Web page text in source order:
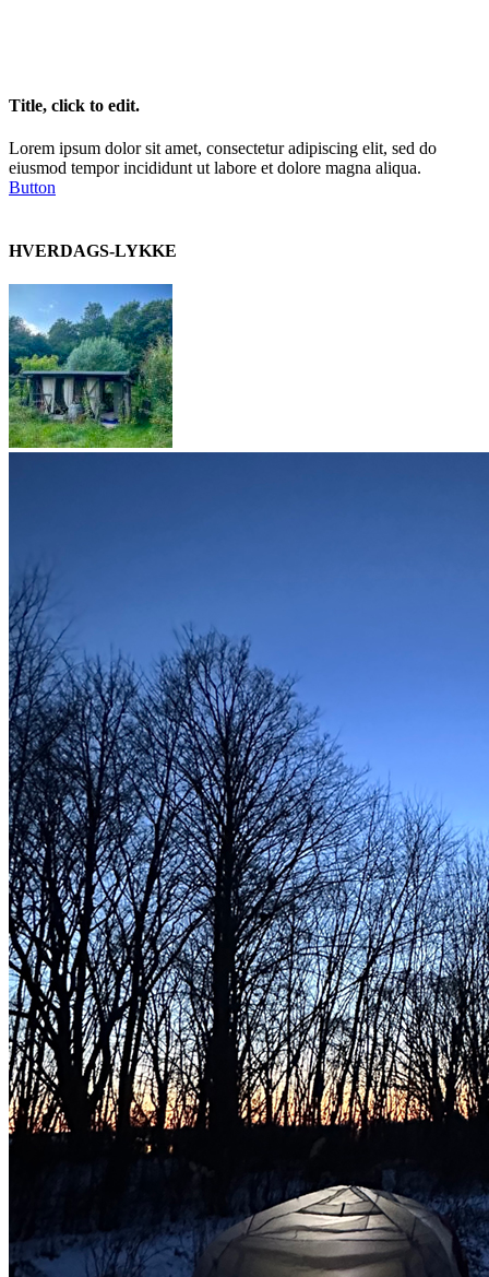
Title, click to edit.
Lorem ipsum dolor sit amet, consectetur adipiscing elit, sed do
eiusmod tempor incididunt ut labore et dolore magna aliqua.
Button
HVERDAGS-LYKKE